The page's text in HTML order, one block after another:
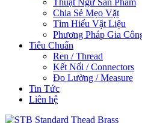
Thuật Ngữ Sản Phẩm
Chia Sẻ Mẹo Vặt
Tìm Hiểu Vật Liệu
Phương Pháp Gia
Tiêu Chuẩn
Ren / Thread
Kết Nối / Connectors
Đo Lường / Measure
Tin Tức
Liên hệ